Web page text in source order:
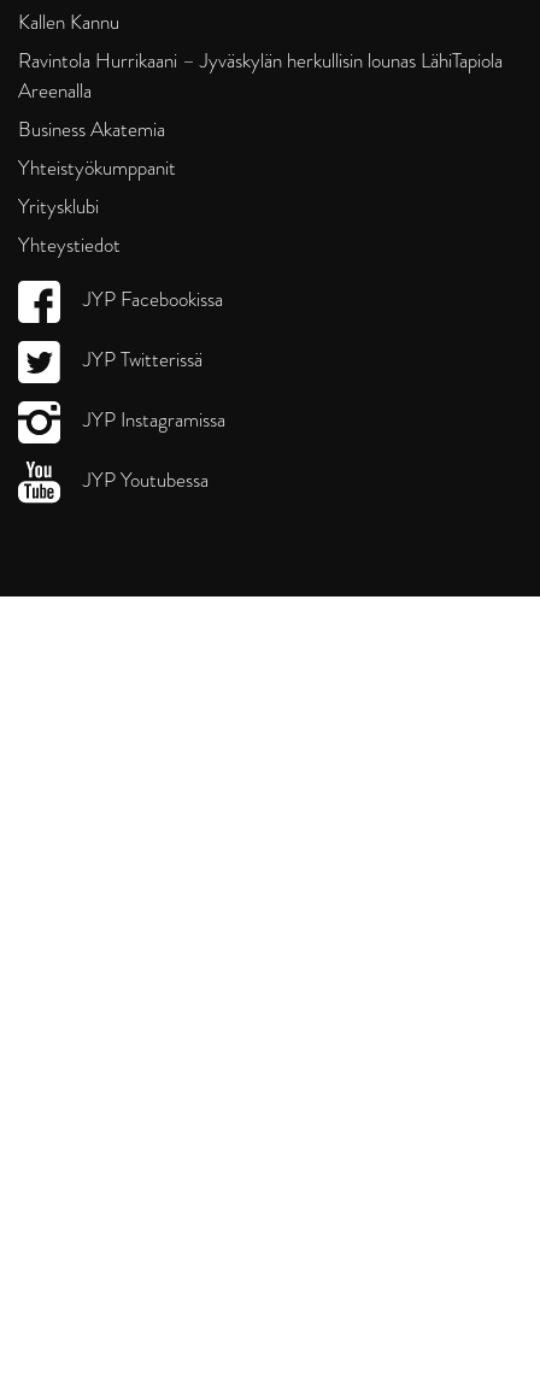
Kallen Kannu
Ravintola Hurrikaani – Jyväskylän herkullisin lounas LähiTapiola
Areenalla
Business Akatemia
Yhteistyökumppanit
Yritysklubi
Yhteystiedot
JYP Facebookissa
JYP Twitterissä
JYP Instagramissa
JYP Youtubessa